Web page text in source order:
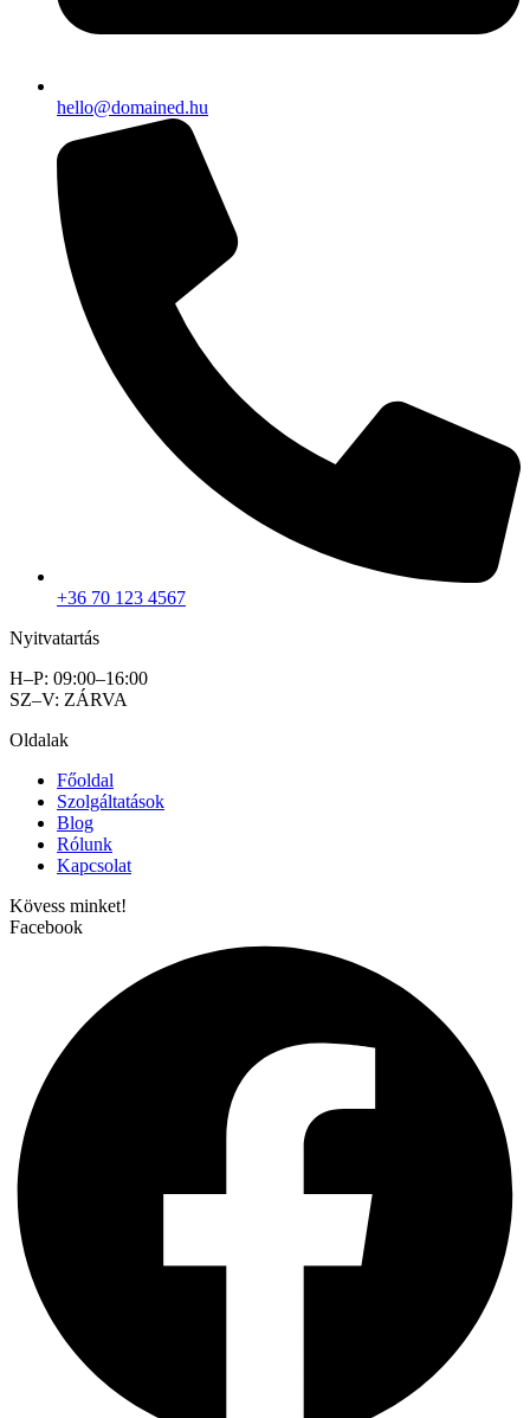
hello@domained.hu
+36 70 123 4567
Nyitvatartás
H–P: 09:00–16:00
SZ–V: ZÁRVA
Oldalak
Főoldal
Szolgáltatások
Blog
Rólunk
Kapcsolat
Kövess minket!
Facebook